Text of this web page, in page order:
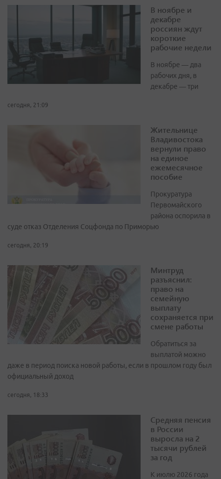
В ноябре и
декабре
россиян ждут
короткие
рабочие недели
В ноябре — два
рабочих дня, в
декабре — три
сегодня, 21:09
Жительнице
Владивостока
вернули право
на единое
ежемесячное
пособие
Прокуратура
Первомайского
района оспорила в
суде отказ Отделения Соцфонда по Приморью
сегодня, 20:19
Минтруд
разъяснил:
право на
семейную
выплату
сохраняется при
смене работы
Обратиться за
выплатой можно
даже в период поиска новой работы, если в прошлом году был
официальный доход
сегодня, 18:33
Средняя пенсия
в России
выросла на 2
тысячи рублей
за год
К июлю 2026 года